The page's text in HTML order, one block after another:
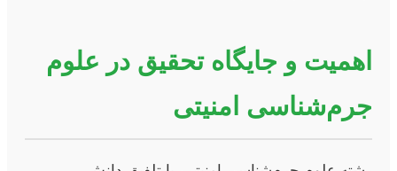
اهمیت و جایگاه تحقیق در علوم
جرم‌شناسی امنیتی